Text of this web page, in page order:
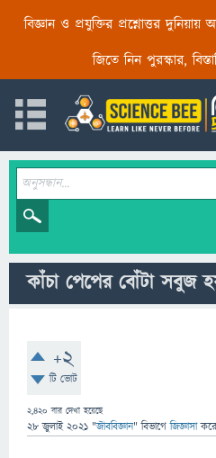
বিজ্ঞান ও প্রযুক্তির প্রশ্নোত্তর
জিতে নিন পুরস্কার,
কাঁচা পেপের বোঁটা সবুজ
+2
টি ভোট
2,420 বার দেখা হয়েছে
28 জুলাই 2021 "জীববিজ্ঞান" বিভাগে জিজ্ঞাসা